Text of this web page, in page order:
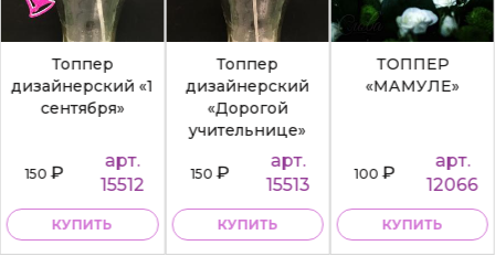
Топпер
дизайнерский «1
сентября»
150₽
арт.
15512
КУПИТЬ
Топпер
дизайнерский
«Дорогой
учительнице»
150₽
арт.
15513
КУПИТЬ
ТОППЕР
«МАМУЛЕ»
100₽
арт.
12066
КУПИТЬ